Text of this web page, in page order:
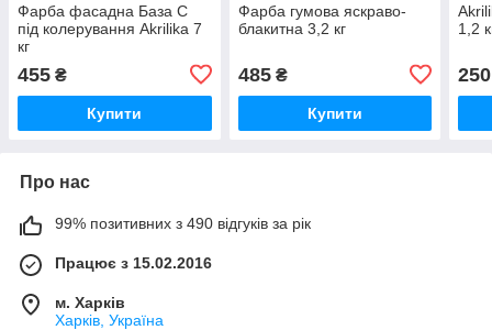
Фарба фасадна База С
під колерування Akrilika 7
кг
455 ₴
Купити
Фарба гумова яскраво-
блакитна 3,2 кг
485₴
Купити
1,2
250
Про нас
99% позитивних з 490 відгуків за рік
Працює з 15.02.2016
м. Харків
Харків, Україна